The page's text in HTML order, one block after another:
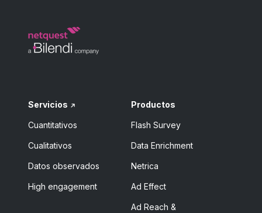
Servicios
Cuantitativos
Cualitativos
Datos observados
High engagement
Productos
Flash Survey
Data Enrichment
Netrica
Ad Effect
Ad Reach &